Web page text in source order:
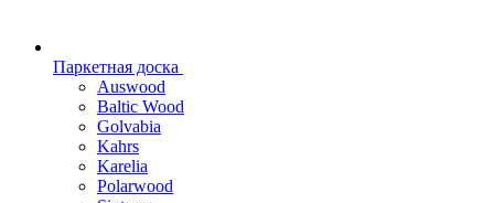
Паркетная доска
Auswood
Baltic Wood
Golvabia
Kahrs
Karelia
Polarwood